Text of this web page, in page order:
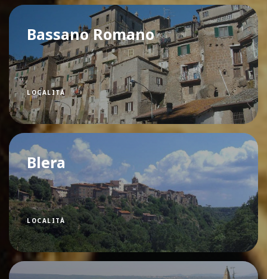
Bassano Romano
LOCALITÀ
Blera
LOCALITÀ